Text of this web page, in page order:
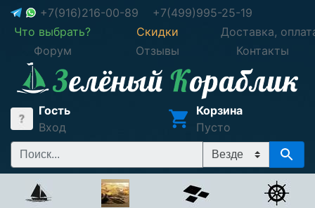
+7(916)216-00-89
+7(499)995-25-19
Что выбрать?
Скидки
Доставка,
Форум
Отзывы Контакты
Гость
Вход
Корзина
Пусто